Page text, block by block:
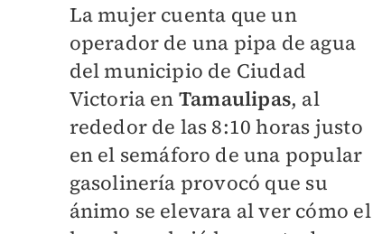
La mujer cuenta que un
operador de una pipa de agua
del municipio de Ciudad
Victoria en Tamaulipas, al
rededor de las 8:10 horas justo
en el semáforo de una popular
gasolinería provocó que su
ánimo se elevara al ver cómo el